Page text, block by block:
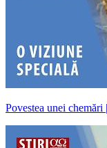
Povestea unei